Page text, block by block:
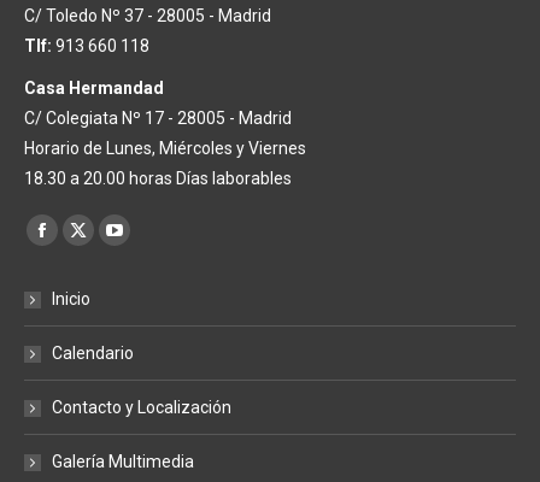
C/ Toledo Nº 37 - 28005 - Madrid
Tlf: 913 660 118
Casa Hermandad
C/ Colegiata Nº 17 - 28005 - Madrid
Horario de Lunes, Miércoles y Viernes
18.30 a 20.00 horas Días laborables
Encuéntranos en:
Facebook
opens
new
window
X
opens
window
YouTube
window
Inicio
Calendario
Contacto y Localización
Galería Multimedia